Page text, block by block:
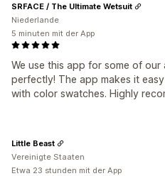
We use this app for some of
perfectly! The app makes it
with color swatches. Highly
SRFACE / The Ultimate Wetsuit
Niederlande
5 minuten mit der App
Little Beast
Vereinigte Staaten
Etwa 23 stunden mit der App